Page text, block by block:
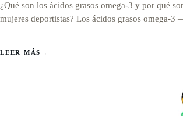
¿Qué son los ácidos grasos omega-3 y por qué
mujeres deportistas? Los ácidos grasos omega-
LEER MÁS →